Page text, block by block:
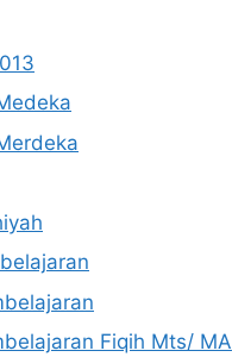
Fiqih Mts/ MA